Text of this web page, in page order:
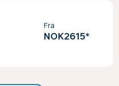
Fra
NOK2615*